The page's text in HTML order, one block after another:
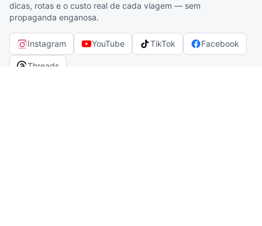
dicas, rotas e o custo real de cada viagem — sem
propaganda enganosa.
Instagram YouTube TikTok Facebook
Threads